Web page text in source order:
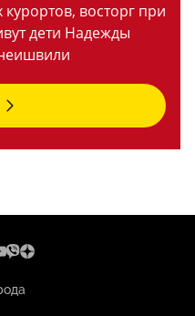
восторг при
дети Надежды